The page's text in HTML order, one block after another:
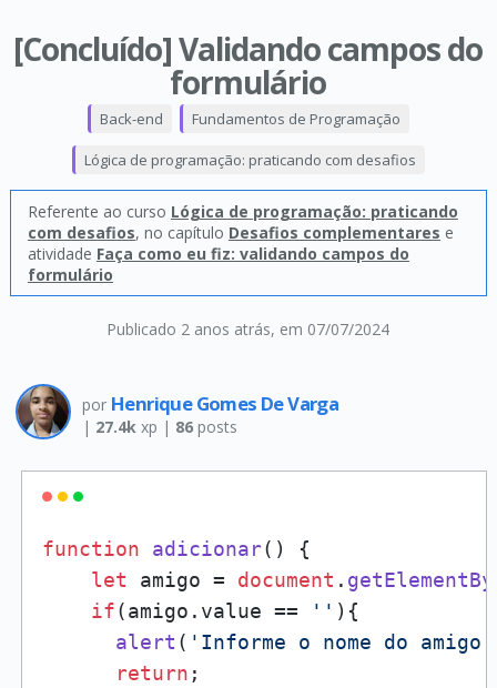
[Concluído] Validando campos do
formulário
Publicado 2 anos atrás, em 07/07/2024
Back-end Fundamentos de Programação
Lógica de programação: praticando com desafios
Referente ao curso Lógica de programação: praticando
com desafios, no capítulo Desafios complementares e
atividade Faça como eu fiz: validando campos do
formulário
por Henrique Gomes De Varga
| 27.4kxp | 86posts
function adicionar( ) {
let amigo = document .
if(amigo. value == '' ){
alert ( 'Informe o nome do amigo'
return ;